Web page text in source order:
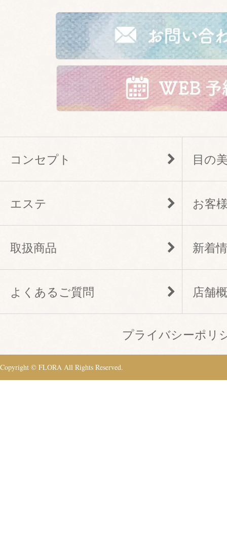
コンセプト 目の
エステ お客
取扱商品 新着
よくあるご質問 店舗
プライバシーポリ
Copyright © FLORA All Rights Reserved.